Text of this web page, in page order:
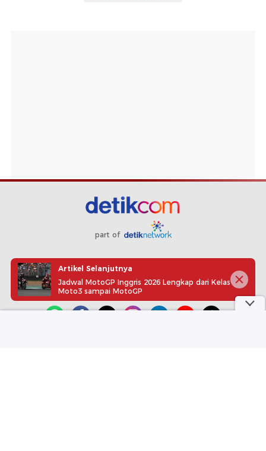
part of
Redaksi Pedoman Media Siber Karir
Kotak Pos
Info Iklan
Privacy Policy Disclaimer
Artikel Selanjutnya
Jadwal MotoGP Inggris 2026 Lengkap dari Kelas
Moto3 sampai MotoGP